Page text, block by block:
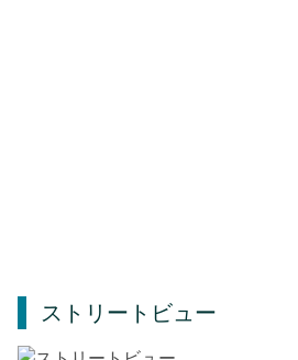
ストリートビュー